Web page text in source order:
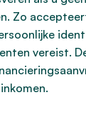
Zo
vereist.